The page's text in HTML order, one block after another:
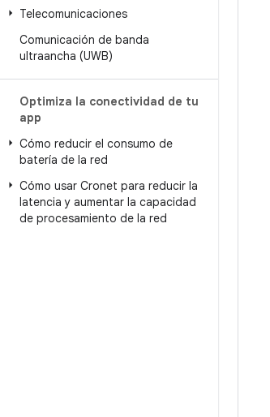
Telecomunicaciones
Comunicación de banda
ultraancha (UWB)
Optimiza la conectividad de tu
app
Cómo reducir el consumo de
batería de la red
Cómo usar Cronet para reducir la
latencia y aumentar la capacidad
de procesamiento de la red